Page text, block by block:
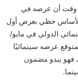
وقت أن عرضه في
حظي بعرض أول
الدولي في مايو/
عرضه سينمائيًا
فهو يبدو مضمون